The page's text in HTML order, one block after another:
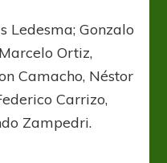
Ledesma; Gonzalo
Ortiz,
Camacho, Néstor
Carrizo,
Zampedri.